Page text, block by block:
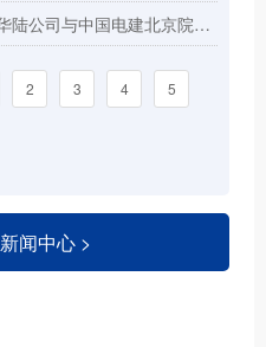
中国化学工程华陆公司与中国电建北京院签署战略合作协议
2 3 4
5
新闻中心 >